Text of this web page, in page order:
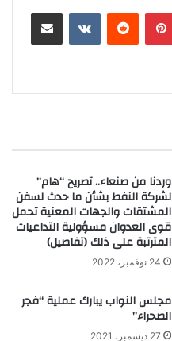
بينتيريست
وردنا من صنعاء.. تصريح “هام”
لشركة النفط بشأن ما حدث لسفن
المشتقات والجهات المعنية تحمل
قوى العدوان مسؤولية التداعيات
المترتبة على ذلك (تفاصيل)
24 نوفمبر، 2022
مجلس النواب يبارك عملية “فجر
الصحراء”
27 ديسمبر، 2021